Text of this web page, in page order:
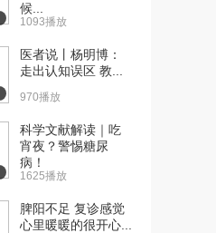
候...
1093播放
医者说丨杨明博：
走出认知误区 教...
970播放
科学文献解读｜吃
宵夜？警惕糖尿
病！
1625播放
脾阳不足 复诊感觉
心里暖暖的很开心...